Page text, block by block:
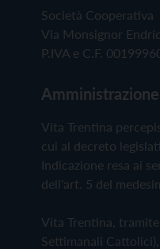
Società Cooperativa
Via Monsignor
P.IVA e C.F.
Vita Trentina
cui al decreto
Indicazione resa ai
dell'art. 5 del
Vita Trentina,
Settimanali